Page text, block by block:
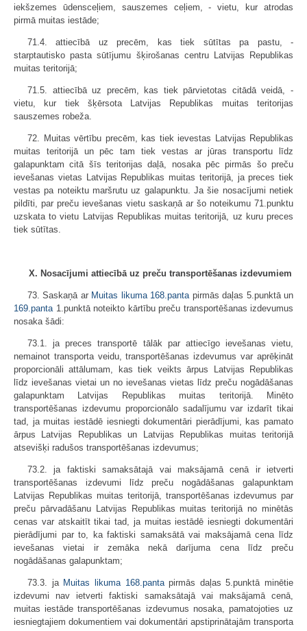
iekšzemes ūdensceļiem, sauszemes ceļiem, - vietu, kur atrodas
pirmā muitas iestāde;
71.4. attiecībā uz precēm, kas tiek sūtītas pa pastu, -
starptautisko pasta sūtījumu šķirošanas centru Latvijas Republikas
muitas teritorijā;
71.5. attiecībā uz precēm, kas tiek pārvietotas citādā veidā, -
vietu, kur tiek šķērsota Latvijas Republikas muitas teritorijas
sauszemes robeža.
72. Muitas vērtību precēm, kas tiek ievestas Latvijas Republikas
muitas teritorijā un pēc tam tiek vestas ar jūras transportu līdz
galapunktam citā šīs teritorijas daļā, nosaka pēc pirmās šo preču
ievešanas vietas Latvijas Republikas muitas teritorijā, ja preces tiek
vestas pa noteiktu maršrutu uz galapunktu. Ja šie nosacījumi netiek
pildīti, par preču ievešanas vietu saskaņā ar šo noteikumu 71.punktu
uzskata to vietu Latvijas Republikas muitas teritorijā, uz kuru preces
tiek sūtītas.
X. Nosacījumi attiecībā uz preču transportēšanas izdevumiem
73. Saskaņā ar Muitas likuma 168.pantapirmās daļas 5.punktā un
169.panta1.punktā noteikto kārtību preču transportēšanas izdevumus
nosaka šādi:
73.1. ja preces transportē tālāk par attiecīgo ievešanas vietu,
nemainot transporta veidu, transportēšanas izdevumus var aprēķināt
proporcionāli attālumam, kas tiek veikts ārpus Latvijas Republikas
līdz ievešanas vietai un no ievešanas vietas līdz preču nogādāšanas
galapunktam Latvijas Republikas muitas teritorijā. Minēto
transportēšanas izdevumu proporcionālo sadalījumu var izdarīt tikai
tad, ja muitas iestādē iesniegti dokumentāri pierādījumi, kas pamato
ārpus Latvijas Republikas un Latvijas Republikas muitas teritorijā
atsevišķi radušos transportēšanas izdevumus;
73.2. ja faktiski samaksātajā vai maksājamā cenā ir ietverti
transportēšanas izdevumi līdz preču nogādāšanas galapunktam
Latvijas Republikas muitas teritorijā, transportēšanas izdevumus par
preču pārvadāšanu Latvijas Republikas muitas teritorijā no minētās
cenas var atskaitīt tikai tad, ja muitas iestādē iesniegti dokumentāri
pierādījumi par to, ka faktiski samaksātā vai maksājamā cena līdz
ievešanas vietai ir zemāka nekā darījuma cena līdz preču
nogādāšanas galapunktam;
73.3. ja Muitas likuma 168.pantapirmās daļas 5.punktā minētie
izdevumi nav ietverti faktiski samaksātajā vai maksājamā cenā,
muitas iestāde transportēšanas izdevumus nosaka, pamatojoties uz
iesniegtajiem dokumentiem vai dokumentāri apstiprinātajām transporta